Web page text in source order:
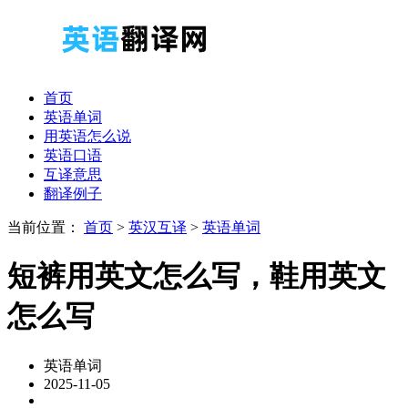
首页
英语单词
用英语怎么说
英语口语
互译意思
翻译例子
当前位置： 首页 > 英汉互译 > 英语单词
短裤用英文怎么写，鞋用英文
怎么写
英语单词
2025-11-05